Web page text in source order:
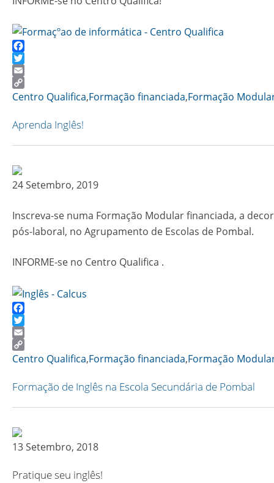
Facebook
Twitter
Email
Copy
Centro Qualifica,Formação financiada,Formação
Aprenda Inglês!
24 Setembro, 2019
Inscreva-se numa Formação Modular financiada, a
pós-laboral, no Agrupamento de Escolas de Pombal.
INFORME-se no Centro Qualifica .
Facebook
Twitter
Email
Copy
Centro Qualifica,Formação financiada,Formação
Formação de Inglês na Escola Secundária de Pombal
13 Setembro, 2018
Pratique seu inglês!